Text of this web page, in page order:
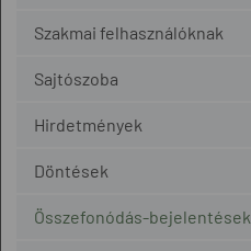
Szakmai felhasználóknak
Sajtószoba
Hirdetmények
Döntések
Összefonódás-bejelentések